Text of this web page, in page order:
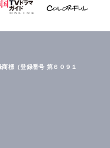
標（登録番号 第６０９１